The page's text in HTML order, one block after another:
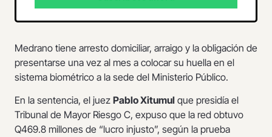
Medrano tiene arresto domiciliar, arraigo y la obligación de
presentarse una vez al mes a colocar su huella en el
sistema biométrico a la sede del Ministerio Público.
En la sentencia, el juez Pablo Xitumul que presidía el
Tribunal de Mayor Riesgo C, expuso que la red obtuvo
Q469.8 millones de “lucro injusto”, según la prueba